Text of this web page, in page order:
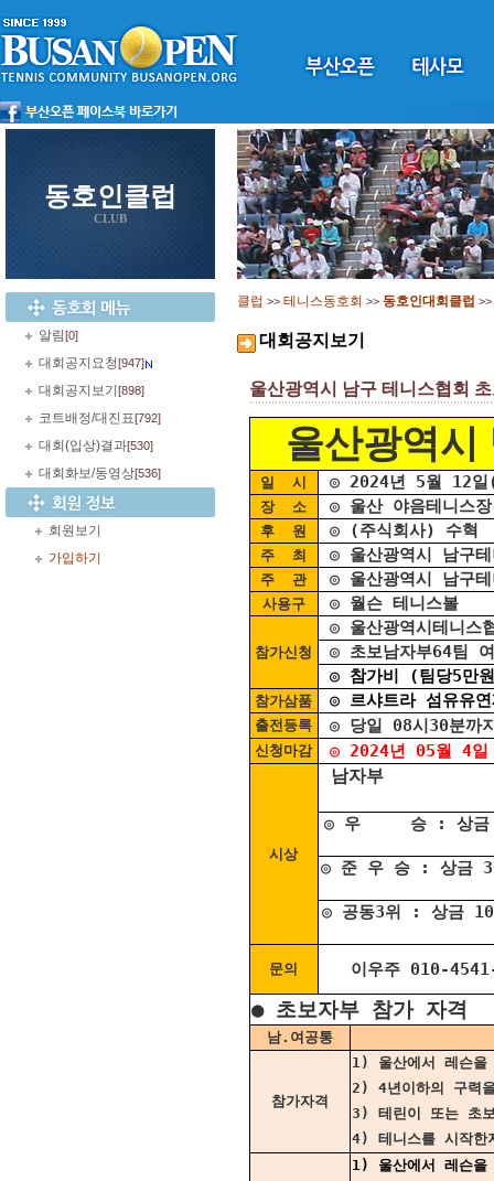
동호인클럽
CLUB
알림[0]
대회공지요청[947]
대회공지보기 [898]
코트배정/대진표[792]
대회(입상)결과[530]
대회화보/동영상[536]
회원보기
가입하기
클럽 >> 테니스동호회 >> 동호인대회클럽 >>
대회공지보기
울산광역시 남구 테니스협회
울산광역시
일 시 ◎ 2024년 5월 12
장 소 ◎ 울산 야음테니스
후 원 ◎ (주식회사) 수혁
주 최 ◎ 울산광역시 남구테
주 관 ◎ 울산광역시 남구테
사용구 ◎ 월슨 테니스볼
참가신청
◎ 울산광역시테니스
◎ 초보남자부64팀
◎ 참가비 (팀당5만
참가삼품 ◎ 르샤트라 섬유유연
출전등록 ◎ 당일 08시30분까
신청마감 ◎ 2024년 05월 4
시상
남
◎ 우 승 : 상
◎ 준 우 승 : 상
◎ 공동3위 : 상
문의 이우주 010-
● 초보자부 참가 자격
남.여공통
참가자격
1) 울산에서 레슨을
2) 4년이하의 구력
3) 테린이 또는 초보
4) 테니스를 시작한
1) 울산에서 레슨